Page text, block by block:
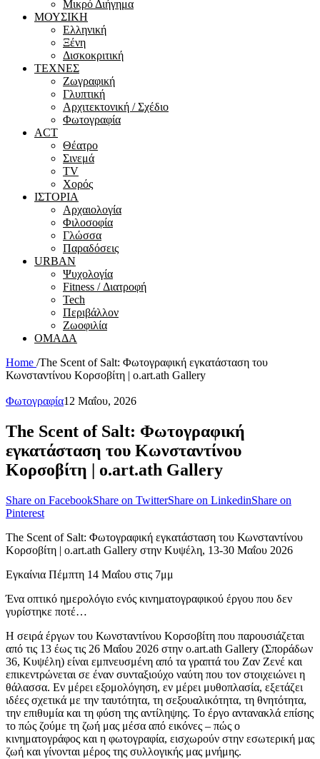
Μικρό Διήγημα
ΜΟΥΣΙΚΗ
Ελληνική
Ξένη
Δισκοκριτική
ΤΕΧΝΕΣ
Ζωγραφική
Γλυπτική
Αρχιτεκτονική / Σχέδιο
Φωτογραφία
ACT
Θέατρο
Σινεμά
ΤV
Χορός
ΙΣΤΟΡΙΑ
Αρχαιολογία
Φιλοσοφία
Γλώσσα
Παραδόσεις
URBAN
Ψυχολογία
Fitness / Διατροφή
Tech
Περιβάλλον
Ζωοφιλία
ΟΜΑΔΑ
Home /The Scent of Salt: Φωτογραφική εγκατάσταση του
Κωνσταντίνου Κορσοβίτη | o.art.ath Gallery
Φωτογραφία12 Μαΐου, 2026
The Scent of Salt: Φωτογραφική
εγκατάσταση του Κωνσταντίνου
Κορσοβίτη | o.art.ath Gallery
Share on FacebookShare on TwitterShare on LinkedinShare on
Pinterest
The Scent of Salt: Φωτογραφική εγκατάσταση του Κωνσταντίνου
Κορσοβίτη | o.art.ath Gallery στην Κυψέλη, 13-30 Μαΐου 2026
Εγκαίνια Πέμπτη 14 Μαΐου στις 7μμ
Ένα οπτικό ημερολόγιο ενός κινηματογραφικού έργου που δεν
γυρίστηκε ποτέ…
Η σειρά έργων του Κωνσταντίνου Κορσοβίτη που παρουσιάζεται
από τις 13 έως τις 26 Μαΐου 2026 στην o.art.ath Gallery (Σποράδων
36, Κυψέλη) είναι εμπνευσμένη από τα γραπτά του Ζαν Ζενέ και
επικεντρώνεται σε έναν συνταξιούχο ναύτη που τον στοιχειώνει η
θάλασσα. Εν μέρει εξομολόγηση, εν μέρει μυθοπλασία, εξετάζει
ιδέες σχετικά με την ταυτότητα, τη σεξουαλικότητα, τη θνητότητα,
την επιθυμία και τη φύση της αντίληψης. Το έργο αντανακλά επίσης
το πώς ζούμε τη ζωή μας μέσα από εικόνες – πώς ο
κινηματογράφος και η φωτογραφία, εισχωρούν στην εσωτερική μας
ζωή και γίνονται μέρος της συλλογικής μας μνήμης.